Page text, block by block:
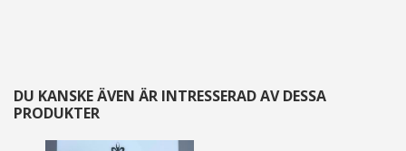
DU KANSKE ÄVEN ÄR INTRESSERAD AV DESSA
PRODUKTER